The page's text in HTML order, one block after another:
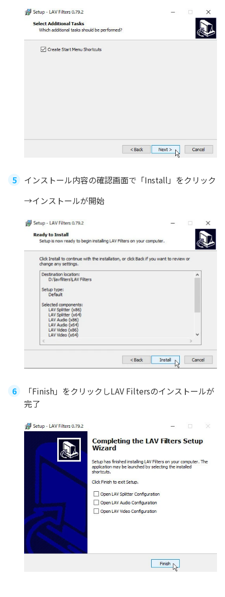
インストール内容の確認画面で「Install」をクリック
→インストールが開始
「Finish」をクリックしLAV Filtersのインストールが
完了